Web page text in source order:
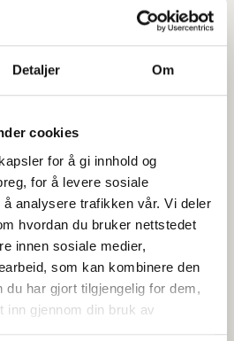
Detaljer Om
cookies
for å gi innhold og
for å levere sosiale
analysere trafikken vår. Vi deler
hvordan du bruker nettstedet
innen sosiale medier,
som kan kombinere den
du har gjort tilgjengelig for dem,
inn gjennom din bruk av
i
(B-ordningen): Vedlagt følger de
og trekkbeløpene...